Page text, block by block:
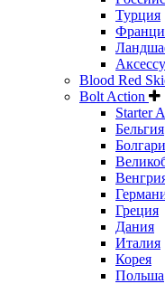
Турция
Blood Red
Bolt Action
Starter
Бельгия
Греция
Дания
Италия
Корея
Польша